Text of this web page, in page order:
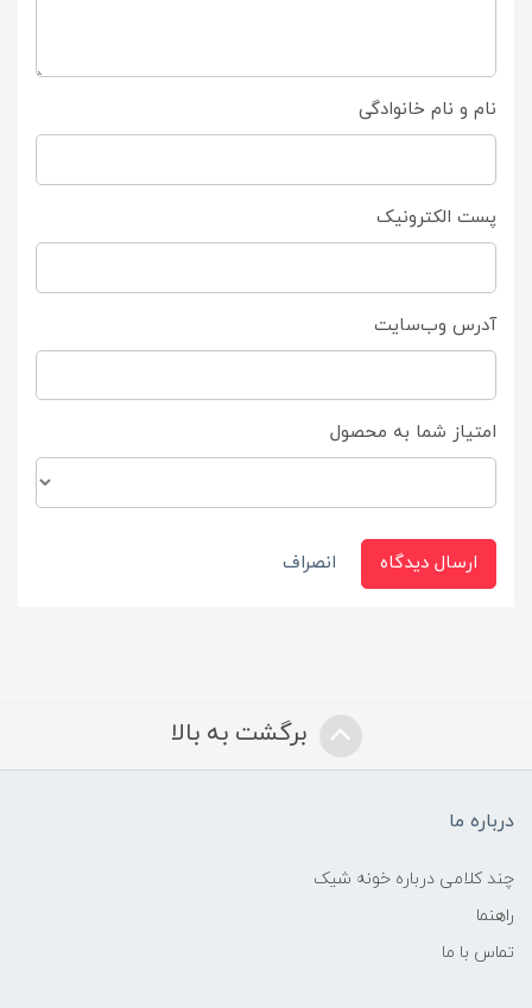
نام و نام خانوادگی
پست الکترونیک
آدرس وب‌سایت
امتیاز شما به محصول
ارسال دیدگاه انصراف
برگشت به بالا
درباره ما
چند کلامی درباره خونه شیک
راهنما
تماس با ما